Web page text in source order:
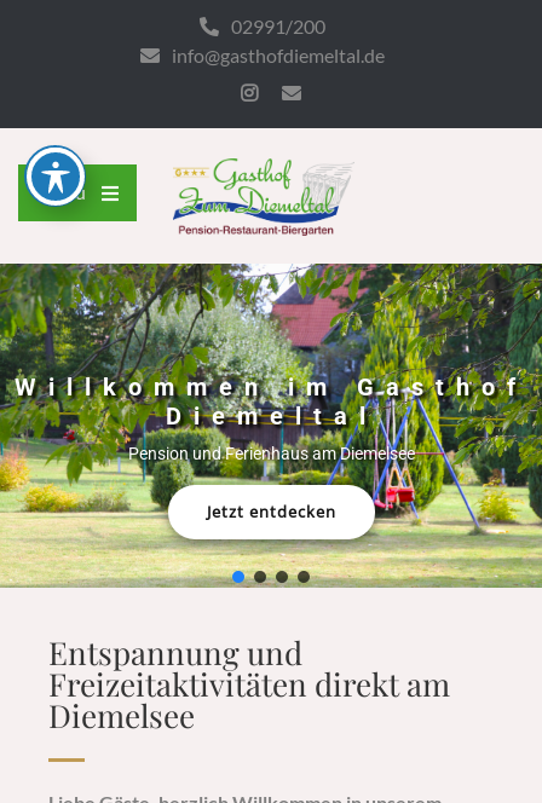
02991/200
info@gasthofdiemeltal.de
Menu
Willkommen im Gasthof
Diemeltal
Pension und Ferienhaus am Diemelsee
Jetzt entdecken
Entspannung und
Freizeitaktivitäten direkt am
Diemelsee